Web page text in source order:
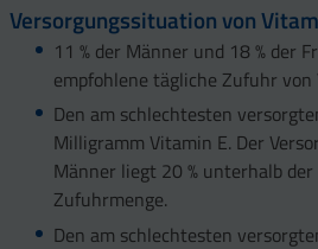
Versorgungssituation von
11 % der Männer und 18 % der
empfohlene tägliche Zufuhr
Den am schlechtesten
Milligramm Vitamin E. Der
Männer liegt 20 % unterhalb
Zufuhrmenge.
Den am schlechtesten